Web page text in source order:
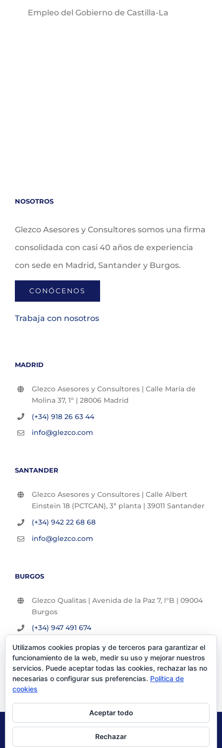
Empleo del Gobierno de Castilla-La
NOSOTROS
Glezco Asesores y Consultores somos una firma
consolidada con casi 40 años de experiencia
con sede en Madrid, Santander y Burgos.
CONÓCENOS
Trabaja con nosotros
MADRID
Glezco Asesores y Consultores | Calle María de
Molina 37, 1º | 28006 Madrid
(+34) 918 26 63 44
info@glezco.com
SANTANDER
Glezco Asesores y Consultores | Calle Albert
Einstein 18 (PCTCAN), 3ª planta | 39011 Santander
(+34) 942 22 68 68
info@glezco.com
BURGOS
Glezco Qualitas | Avenida de la Paz 7, l°B | 09004
Burgos
(+34) 947 491 674
info@glezco.com
© Glezco Asesores y Consultores 2019 | Todos los derechos
Politica de Privacidad
Utilizamos cookies propias y de terceros para garantizar el
funcionamiento de la web, medir su uso y mejorar nuestros
servicios. Puede aceptar todas las cookies, rechazar las no
necesarias o configurar sus preferencias. Política de
cookies
Aceptar todo
Rechazar